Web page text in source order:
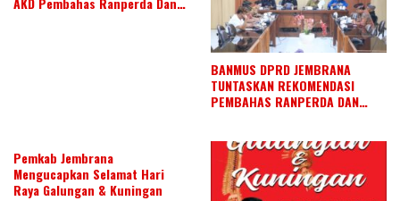
BANMUS DPRD JEMBRANA
TUNTASKAN REKOMENDASI
PEMBAHAS RANPERDA DAN
Pemkab Jembrana
Mengucapkan Selamat Hari
Raya Galungan & Kuningan